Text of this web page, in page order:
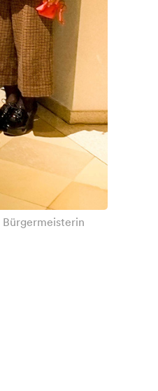
Bürgermeisterin